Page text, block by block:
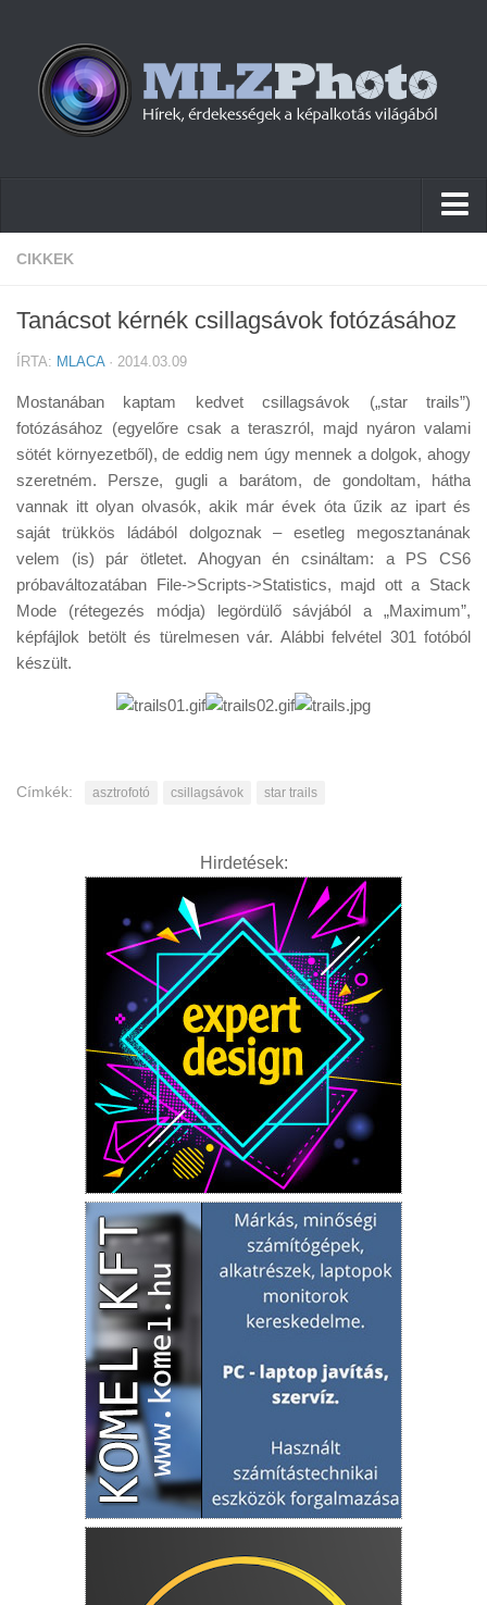
Hírek
Cikkek
Firmware
Tudástár
Érdekességek
Helyszíni Riport
E-BB
CIKKEK
Tanácsot kérnék csillagsávok fotózásához
ÍRTA: MLACA· 2014.03.09
Mostanában kaptam kedvet csillagsávok („star trails”)
fotózásához (egyelőre csak a teraszról, majd nyáron valami
sötét környezetből), de eddig nem úgy mennek a dolgok, ahogy
szeretném. Persze, gugli a barátom, de gondoltam, hátha
vannak itt olyan olvasók, akik már évek óta űzik az ipart és
saját trükkös ládából dolgoznak – esetleg megosztanának
velem (is) pár ötletet. Ahogyan én csináltam: a PS CS6
próbaváltozatában File->Scripts->Statistics, majd ott a Stack
Mode (rétegezés módja) legördülő sávjából a „Maximum”,
képfájlok betölt és türelmesen vár. Alábbi felvétel 301 fotóból
készült.
Címkék: asztrofotó csillagsávok star trails
Hirdetések: